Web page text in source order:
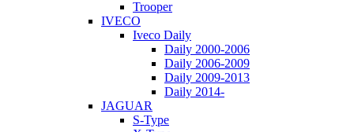
Trooper
IVECO
Iveco Daily
Daily 2000-2006
Daily 2006-2009
Daily 2009-2013
Daily 2014-
JAGUAR
S-Type